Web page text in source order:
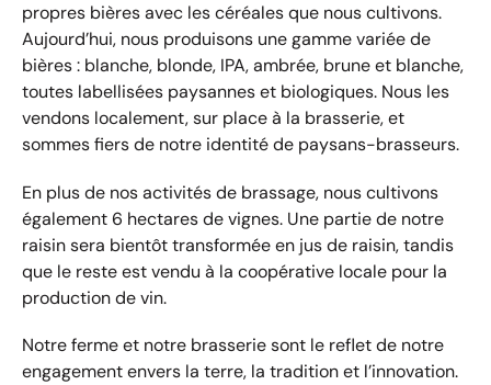
propres bières avec les céréales que nous cultivons.
Aujourd’hui, nous produisons une gamme variée de
bières : blanche, blonde, IPA, ambrée, brune et blanche,
toutes labellisées paysannes et biologiques. Nous les
vendons localement, sur place à la brasserie, et
sommes fiers de notre identité de paysans-brasseurs.
En plus de nos activités de brassage, nous cultivons
également 6 hectares de vignes. Une partie de notre
raisin sera bientôt transformée en jus de raisin, tandis
que le reste est vendu à la coopérative locale pour la
production de vin.
Notre ferme et notre brasserie sont le reflet de notre
engagement envers la terre, la tradition et l’innovation.